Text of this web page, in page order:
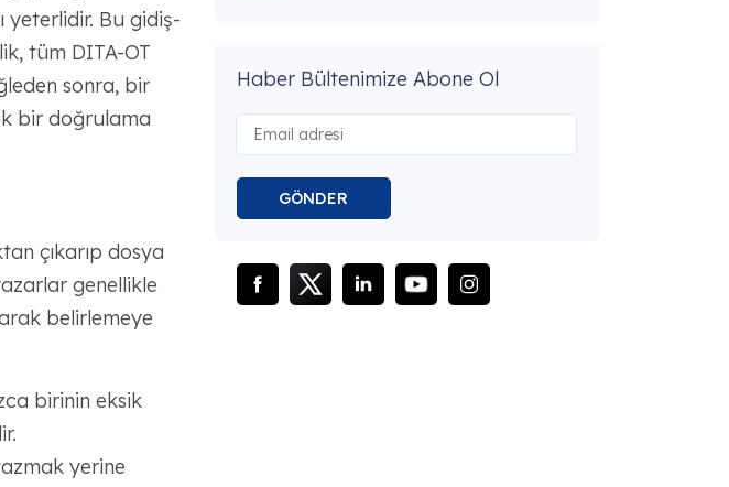
yeterlidir. Bu gidiş-
tüm DITA-OT
sonra, bir
bir doğrulama
çıkarıp dosya
genellikle
belirlemeye
birinin eksik
yerine
Haber Bültenimize Abone Ol
GÖNDER